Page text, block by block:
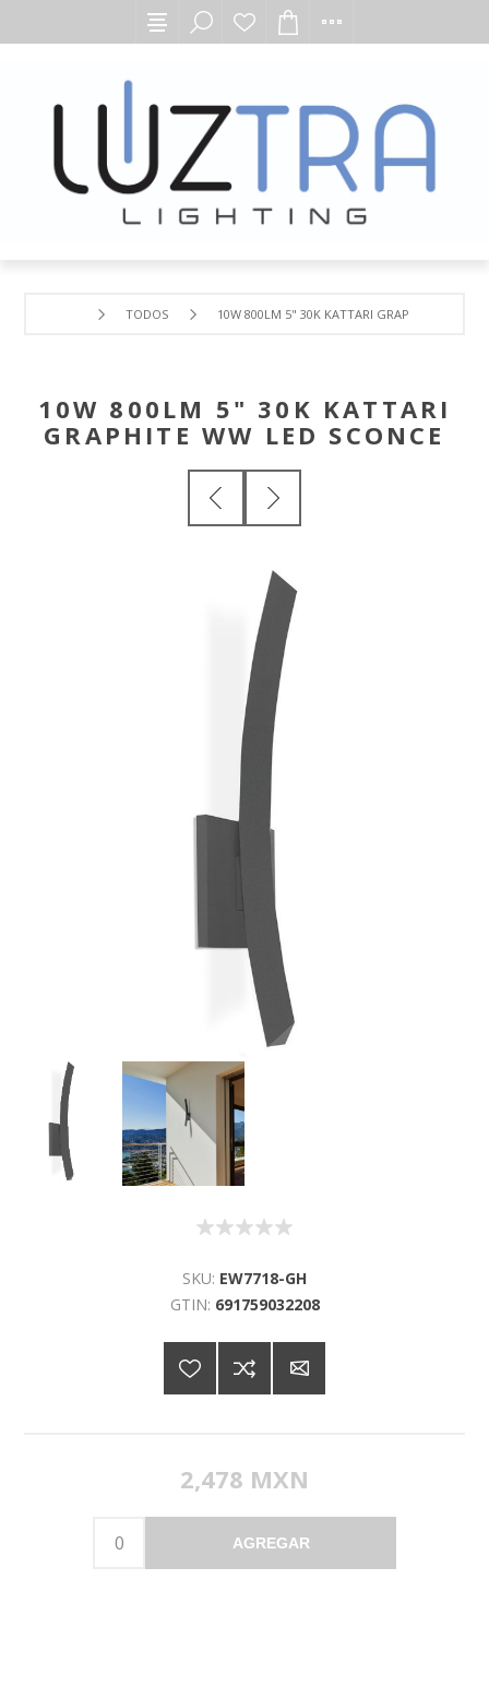
TODOS 10W 800LM 5" 30K KATTARI GRAPHITE WW LED
10W 800LM 5" 30K KATTARI
GRAPHITE WW LED SCONCE
SKU: EW7718-GH
GTIN: 691759032208
2,478 MXN
AGREGAR